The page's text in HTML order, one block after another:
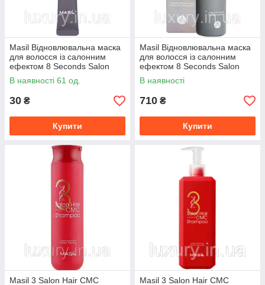
Masil Відновлювальна маска
для волосся із салонним
ефектом 8 Seconds Salon
Hair Mask 8
В наявності 61 од.
30 ₴
Купити
Masil Відновлювальна маска
для волосся із салонним
ефектом 8 Seconds Salon
Hair Mask 350
В наявності
710 ₴
Купити
Masil 3 Salon Hair CMC Masil 3 Salon Hair CMC